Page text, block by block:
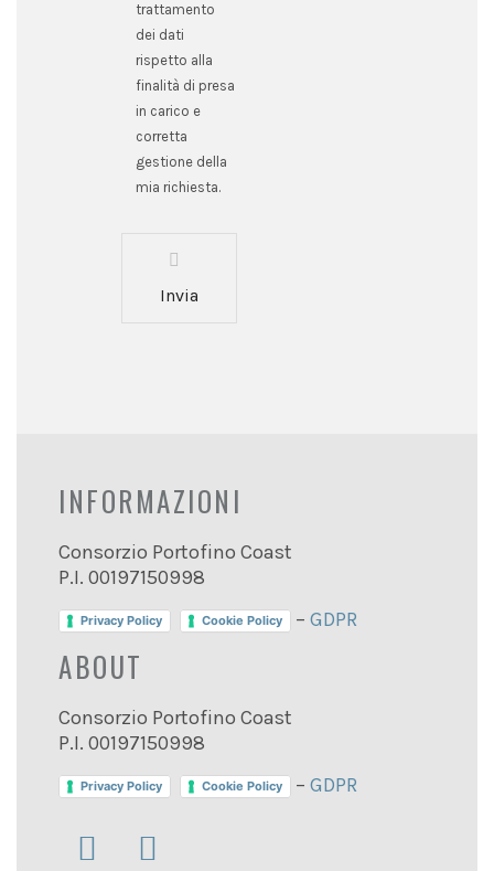
trattamento
dei dati
rispetto alla
finalità di presa
in carico e
corretta
gestione della
mia richiesta.
Invia
INFORMAZIONI
Consorzio Portofino Coast
P.I. 00197150998
Privacy Policy Cookie Policy – GDPR
ABOUT
Consorzio Portofino Coast
P.I. 00197150998
Privacy Policy Cookie Policy – GDPR